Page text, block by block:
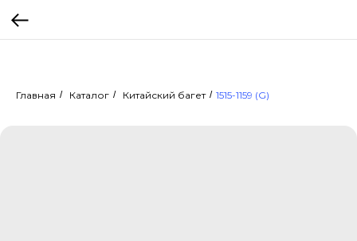
Главная / Каталог / Китайский багет / 1515-1159 (G)